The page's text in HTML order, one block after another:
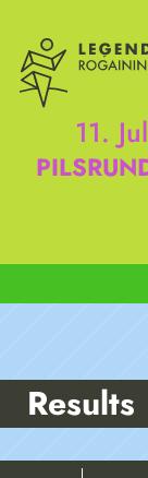
11.
Results